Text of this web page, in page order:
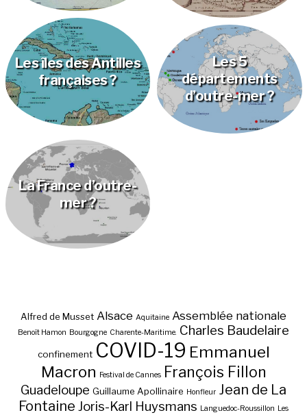
Les îles des Antilles
françaises ?
Les 5
départements
d’outre-mer ?
Antilles françaises ?
La France d’outre-
mer ?
Alfred de Musset Alsace Aquitaine Assemblée nationale
Benoît Hamon Bourgogne Charente-Maritime. Charles Baudelaire
confinement COVID-19 Emmanuel
Macron Festival de Cannes François Fillon
Guadeloupe Guillaume Apollinaire Honfleur Jean de La
Fontaine Joris-Karl Huysmans Languedoc-Roussillon Les